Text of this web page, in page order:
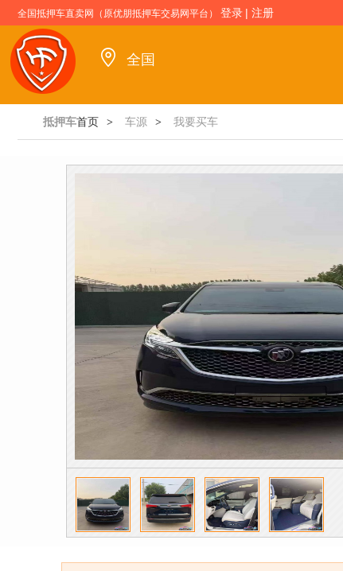
全国抵押车直卖网（原优朋抵押车交易网平台） 登录 | 注册
全国
抵押车首页 > 车源 > 我要买车